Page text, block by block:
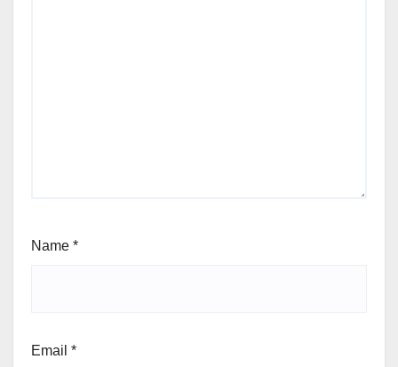
Name *
Email *